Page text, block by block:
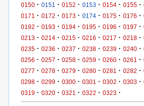
0150 · 0151 · 0152 · 0153 · 0154 · 0155 ·
0171
· 0172 · 0173 · 0174 · 0175 · 0176 ·
0192 · 0193 · 0194 · 0195 · 0196 · 0197 ·
0213 · 0214 · 0215 · 0216 · 0217 · 0218 ·
0235 · 0236 · 0237 · 0238 · 0239 · 0240 ·
0256 · 0257 · 0258 · 0259 · 0260 · 0261 ·
0277 · 0278 · 0279 · 0280 · 0281 · 0282 ·
0298 · 0299 · 0300 · 0301 · 0302 · 0303 ·
0319 · 0320 · 0321 · 0322 · 0323 ·